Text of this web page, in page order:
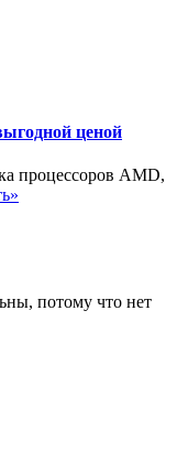
ценой
процессоров AMD,
потому что нет